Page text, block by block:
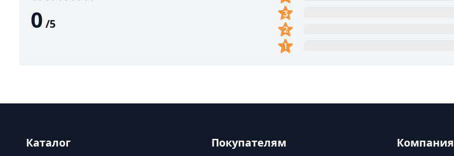
0 /5
Каталог Покупателям Компания